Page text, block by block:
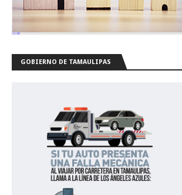
GOBIERNO DE TAMAULIPAS